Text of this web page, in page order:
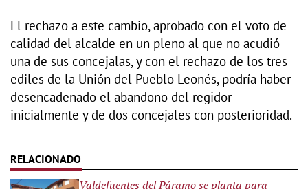
El rechazo a este cambio, aprobado con el voto de
calidad del alcalde en un pleno al que no acudió
una de sus concejalas, y con el rechazo de los tres
ediles de la Unión del Pueblo Leonés, podría haber
desencadenado el abandono del regidor
inicialmente y de dos concejales con posterioridad.
Valdefuentes del Páramo se planta para